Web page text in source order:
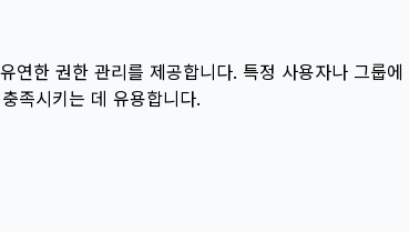
한 권한 관리를 제공합니다. 특정 사용자나 그룹
족시키는 데 유용합니다.